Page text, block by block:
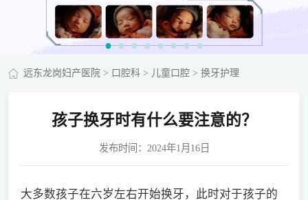
远东龙岗妇产医院> 口腔科> 儿童口腔> 换牙护理
孩子换牙时有什么要注意的？
发布时间：2024年1月16日
大多数孩子在六岁左右开始换牙，此时对于孩子的